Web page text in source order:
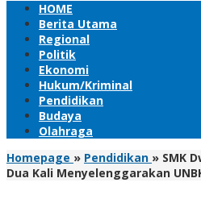
HOME
Berita Utama
Regional
Politik
Ekonomi
Hukum/Kriminal
Pendidikan
Budaya
Olahraga
Homepage » Pendidikan » SMK
Dua Kali Menyelenggarakan